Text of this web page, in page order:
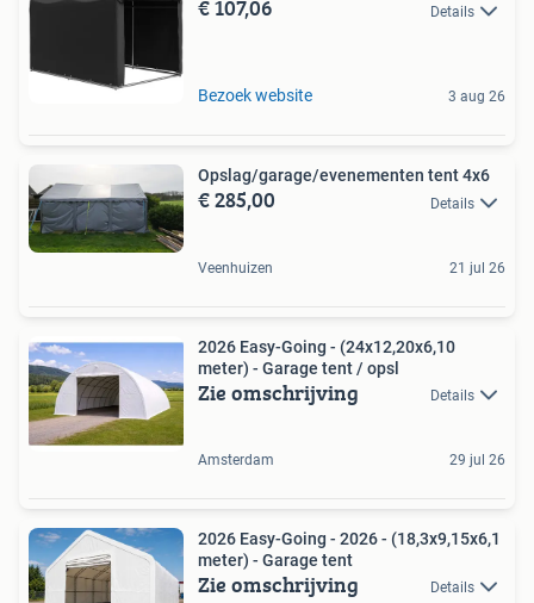
€ 107,06 Details
Bezoek website 3 aug 26
Opslag/garage/evenementen tent 4x6
€ 285,00 Details
Veenhuizen 21 jul 26
2026 Easy-Going - (24x12,20x6,10
meter) - Garage tent / opsl
Zie omschrijving Details
Amsterdam 29 jul 26
2026 Easy-Going - 2026 - (18,3x9,15x6,1
meter) - Garage tent
Zie omschrijving Details